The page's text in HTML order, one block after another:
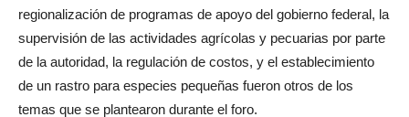
regionalización de programas de apoyo del gobierno federal, la
supervisión de las actividades agrícolas y pecuarias por parte
de la autoridad, la regulación de costos, y el establecimiento
de un rastro para especies pequeñas fueron otros de los
temas que se plantearon durante el foro.